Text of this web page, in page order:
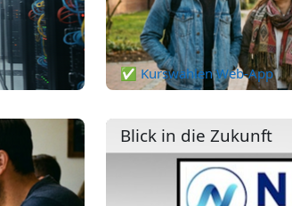
✅ Kurswahlen Web-App
Blick in die Zukunft